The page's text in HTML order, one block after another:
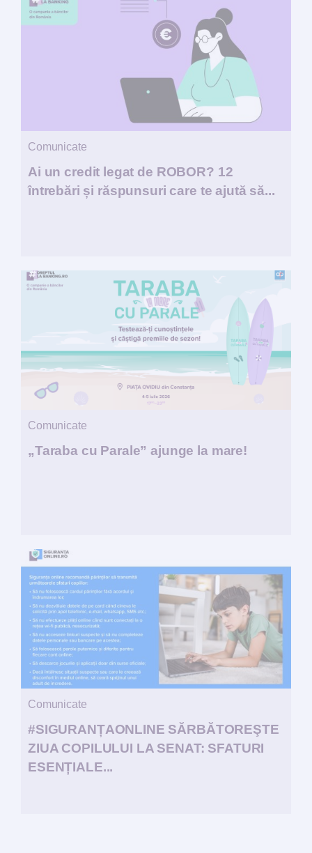
Comunicate
Ai un credit legat de ROBOR? 12
întrebări și răspunsuri care te ajută să...
Comunicate
„Taraba cu Parale” ajunge la mare!
Comunicate
#SIGURANȚAONLINE SĂRBĂTOREŞTE
ZIUA COPILULUI LA SENAT: SFATURI
ESENȚIALE...